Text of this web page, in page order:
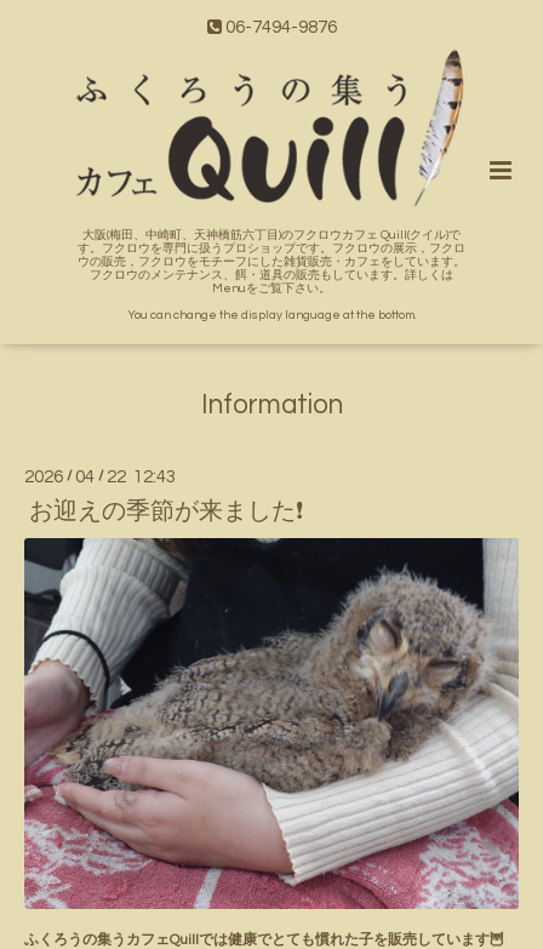
06-7494-9876
大阪(梅田、中崎町、天神橋筋六丁目)のフクロウカフェ Quill(クイル)で
す。フクロウを専門に扱うプロショップです。フクロウの展示，フクロ
ウの販売，フクロウをモチーフにした雑貨販売・カフェをしています。
フクロウのメンテナンス、餌・道具の販売もしています。詳しくは
Menuをご覧下さい。
You can change the display language at the bottom.
Information
2026 / 04 / 22 12:43
お迎えの季節が来ました❗️
ふくろうの集うカフェQuillでは健康でとても慣れた子を販売しています🦉